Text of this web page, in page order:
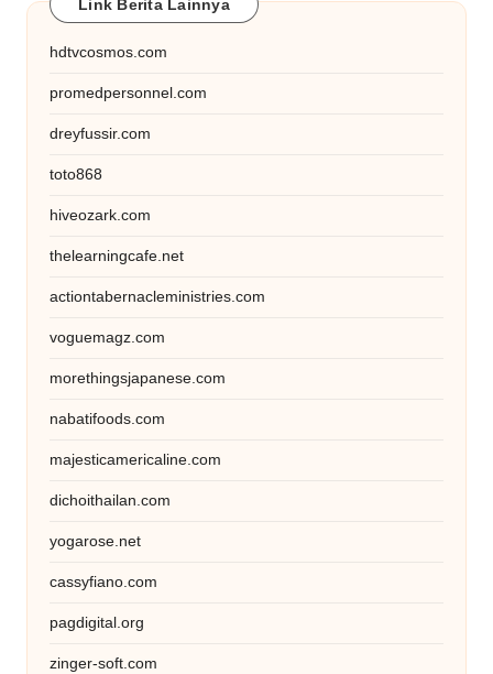
Link Berita Lainnya
hdtvcosmos.com
promedpersonnel.com
dreyfussir.com
toto868
hiveozark.com
thelearningcafe.net
actiontabernacleministries.com
voguemagz.com
morethingsjapanese.com
nabatifoods.com
majesticamericaline.com
dichoithailan.com
yogarose.net
cassyfiano.com
pagdigital.org
zinger-soft.com